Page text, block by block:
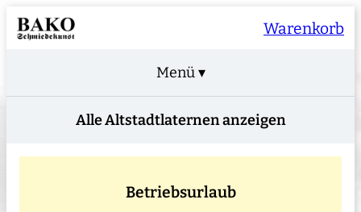
Warenkorb
Menü ▾
Alle Altstadtlaternen anzeigen
Betriebsurlaub